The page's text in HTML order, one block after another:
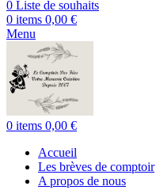
0 Liste de souhaits
0 items 0,00 €
Menu
0 items 0,00 €
Accueil
Les brèves de comptoir
A propos de nous